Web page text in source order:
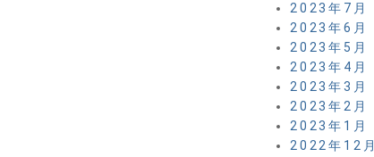
2023年7月
2023年6月
2023年5月
2023年4月
2023年3月
2023年2月
2023年1月
2022年12月